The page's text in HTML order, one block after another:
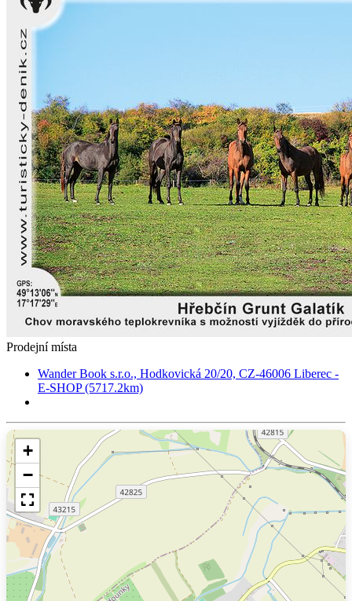
Prodejní místa
Wander Book s.r.o., Hodkovická 20/20, CZ-46006 Liberec -
E-SHOP (5717.2km)
+
−